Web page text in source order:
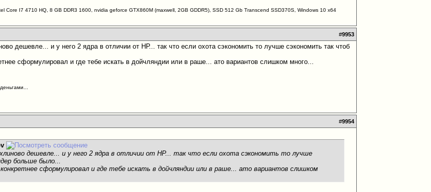
Core I7 4710 HQ, 8 GB DDR3 1600, nvidia geforce GTX860M (maxwell, 2GB GDDR5), SSD 512 Gb Transcend SSD370S, Windows 10 х64
#9953
дешевле... и у него 2 ядра в отличии от НР... так что если охота сэкономить то лучше сэкономить так чтоб
сформулировал и где тебе искать в дойчляндии или в раше... ато вариантов слишком много...
#9954
дешевле... и у него 2 ядра в отличии от НР... так что если охота сэкономить то лучше
больше было...
сформулировал и где тебе искать в дойчляндии или в раше... ато вариантов слишком